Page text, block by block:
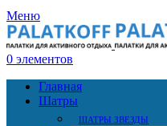
Меню
0 элементов
Главная
Шатры
ШАТРЫ ЗВЕЗДЫ